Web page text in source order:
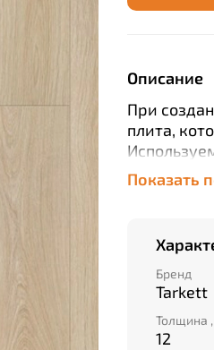
Описание
При
плита,
придаёт
видов
класс
течение
Показать
Бренд
Tarkett
Толщина
12